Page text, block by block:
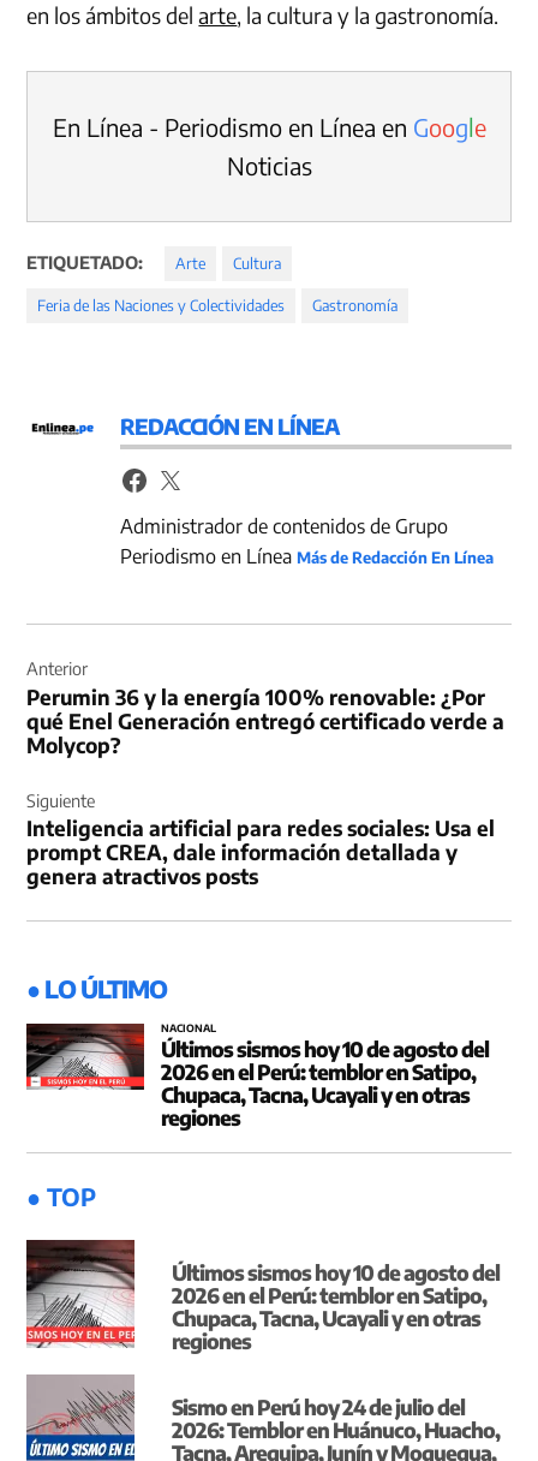
en los ámbitos delarte, la cultura y la gastronomía.
En Línea - Periodismo en Línea en Google
Noticias
ETIQUETADO: Arte Cultura
Feria de las Naciones y Colectividades Gastronomía
REDACCIÓN EN LÍNEA
Administrador de contenidos de Grupo
Periodismo en LíneaMás de Redacción En Línea
de
entradas
Anterior
Perumin 36 y la energía 100% renovable: ¿Por
qué Enel Generación entregó certificado verde a
Molycop?
Siguiente
Inteligencia artificial para redes sociales: Usa el
prompt CREA, dale información detallada y
genera atractivos posts
● LO ÚLTIMO
NACIONAL
Últimos sismos hoy 10 de agosto del
2026 en el Perú: temblor en Satipo,
Chupaca, Tacna, Ucayali y en otras
regiones
● TOP
Últimos sismos hoy 10 de agosto del
2026 en el Perú: temblor en Satipo,
Chupaca, Tacna, Ucayali y en otras
regiones
Sismo en Perú hoy 24 de julio del
2026: Temblor en Huánuco, Huacho,
Tacna, Arequipa, Junín y Moquegua,